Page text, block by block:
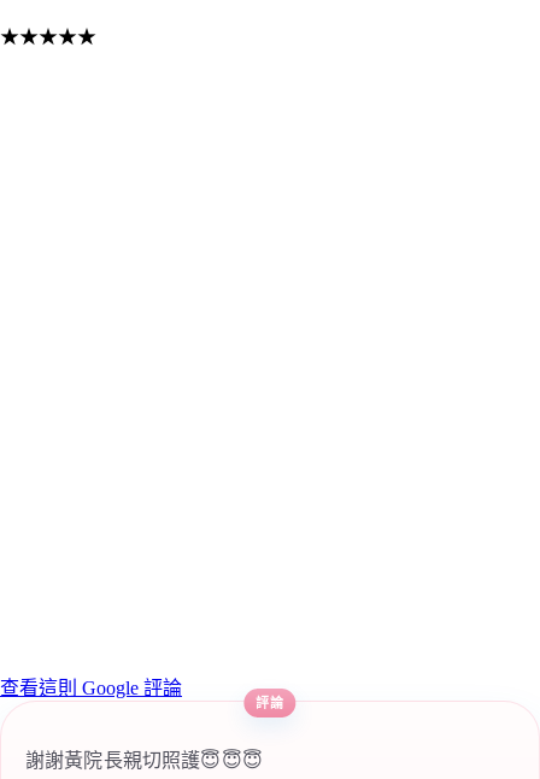
★★★★★
查看這則 Google 評論
謝謝黃院長親切照護😇😇😇